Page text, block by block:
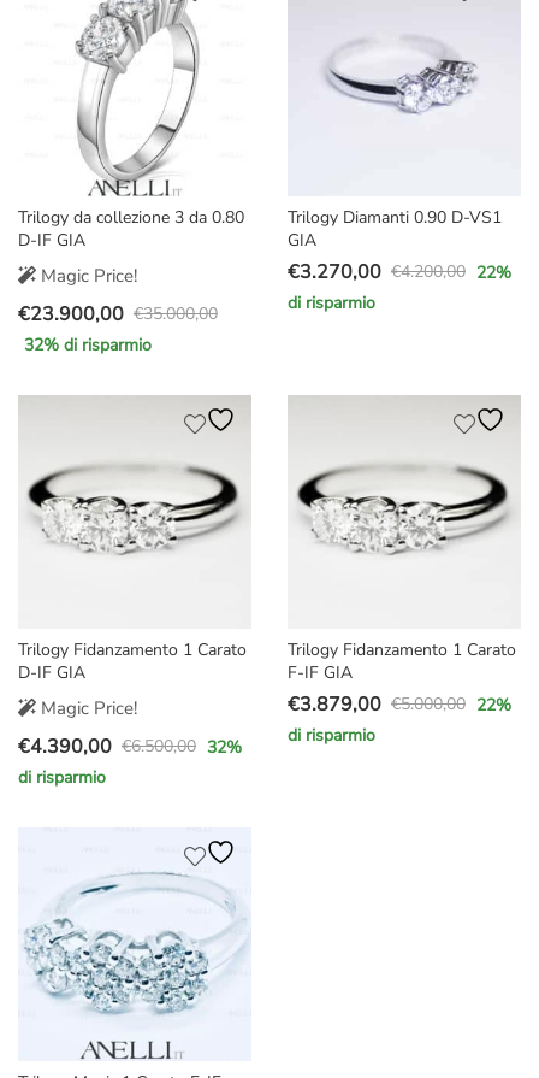
€3.500,00.
€2.870,00.
Trilogy da collezione 3 da 0.80
D-IF GIA
Magic Price!
€35.000,00
Il
prezzo
€23.900,00
Il
prezzo
32% di risparmio
Trilogy Diamanti 0.90 D-VS1
GIA
€4.200,00
Il
prezzo
€3.270,00
Il
prezzo
22%
di risparmio
Trilogy Fidanzamento 1 Carato
D-IF GIA
Magic Price!
€6.500,00
Il
prezzo
€6.500,00.
€4.390,00
Il
prezzo
€4.390,00.
32%
di risparmio
Trilogy Fidanzamento 1 Carato
F-IF GIA
€5.000,00
Il
prezzo
€3.879,00
Il
prezzo
22%
di risparmio